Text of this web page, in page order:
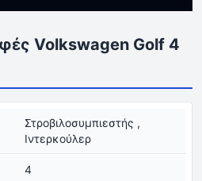
Volkswagen Golf 4
Στροβιλοσυμπιεστής ,
Ιντερκούλερ
4